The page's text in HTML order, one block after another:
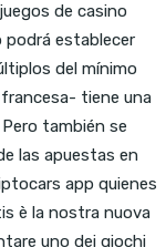
de casino
podrá establecer
del mínimo
tiene una
también se
las apuestas en
app quienes
è la nostra nuova
uno dei giochi